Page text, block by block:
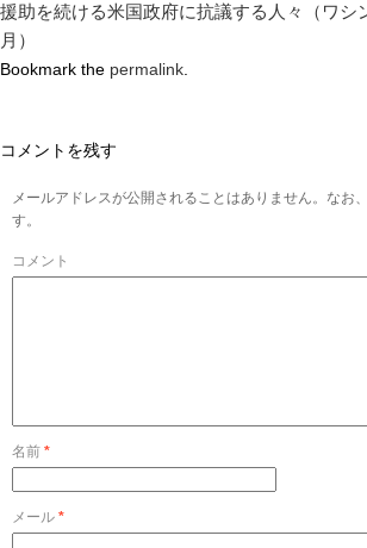
援助を続ける米国政府に抗議する人々（ワシ
月）
Bookmark the permalink
コメントを残す
メールアドレスが公開されることはありません。なお
す。
コメント
名前 *
メール *